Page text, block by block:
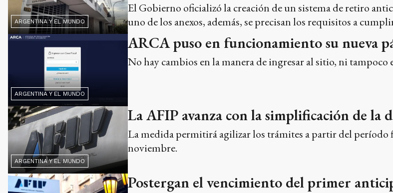
ARGENTINA Y EL MUNDO
El Gobierno oficializó la creación de un sistema de retiro
uno de los anexos, además, se precisan los requisitos a
ARGENTINA Y EL MUNDO
ARCA puso en funcionamiento su nueva
No hay cambios en la manera de ingresar al sitio, ni tampoco
ARGENTINA Y EL MUNDO
La AFIP avanza con la simplificación de la
La medida permitirá agilizar los trámites a partir del período
noviembre.
Postergan el vencimiento del primer